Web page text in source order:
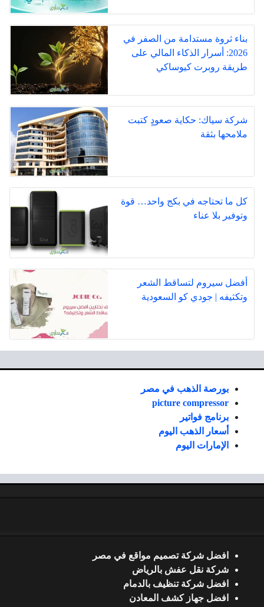
بناء ثروة مستدامة من الصفر في
2026: أسرار الذكاء المالي على
طريقة روبرت كيوساكي
شركة سياك: حكاية صعودٍ كتبت
ملامحها بثقة
كل ما تحتاجه في بكج واحد… قوة
وتوفير بلا عناء
أفضل سيروم لتساقط الشعر
وتكثيفه | جودي كو السعودية
بورصة الذهب في مصر
picture compressor
برنامج فواتير
أسعار الذهب اليوم
الإمارات اليوم
افضل شركة تصميم مواقع في مصر
شركة نقل عفش بالرياض
افضل شركة تنظيف بالدمام
افضل جهاز كشف المعادن